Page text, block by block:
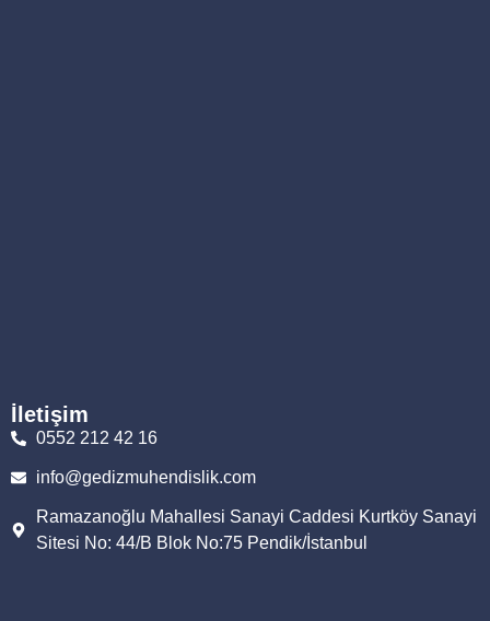
İletişim
0552 212 42 16
info@gedizmuhendislik.com
Ramazanoğlu Mahallesi Sanayi Caddesi Kurtköy Sanayi
Sitesi No: 44/B Blok No:75 Pendik/İstanbul